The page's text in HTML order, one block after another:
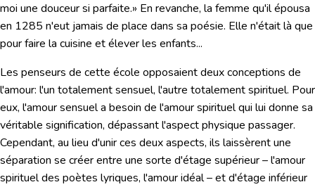
moi une douceur si parfaite.» En revanche, la femme qu'il épousa
en 1285 n'eut jamais de place dans sa poésie. Elle n'était là que
pour faire la cuisine et élever les enfants...
Les penseurs de cette école opposaientdeux conceptions de
l'amour: l'un totalement sensuel, l'autre totalement spirituel. Pour
eux, l'amour sensuel a besoin de l'amour spirituel qui lui donne sa
véritable signification, dépassant l'aspect physique passager.
Cependant, au lieu d'unir ces deux aspects, ils laissèrent une
séparation se créer entre une sorte d'étage supérieur – l'amour
spirituel des poètes lyriques, l'amour idéal – et d'étage inférieur